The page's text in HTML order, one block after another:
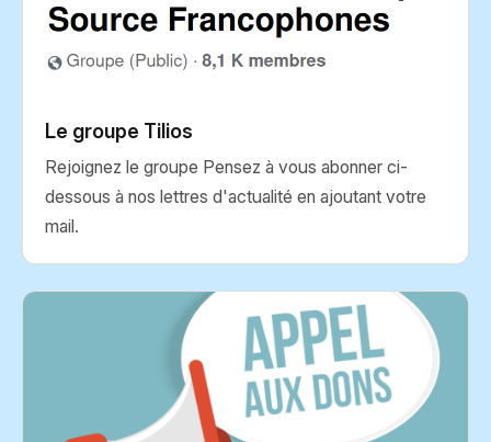
Le groupe Tilios
Rejoignez le groupe Pensez à vous abonner ci-
dessous à nos lettres d'actualité en ajoutant votre
mail.